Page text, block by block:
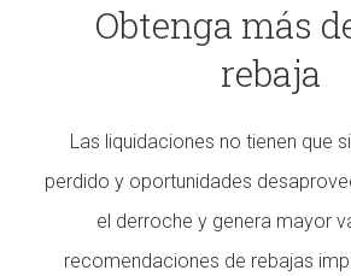
Obtenga más
rebaja
Las liquidaciones no tienen que
perdido y oportunidades
el derroche y genera mayor
recomendaciones de rebajas